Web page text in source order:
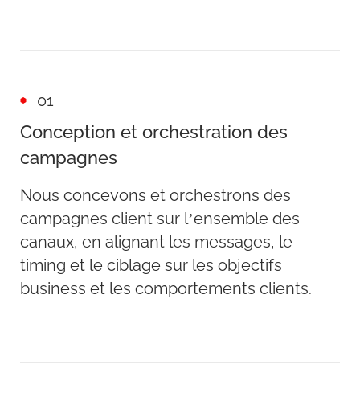
01
Conception et orchestration des
campagnes
Nous concevons et orchestrons des
campagnes client sur l’ensemble des
canaux, en alignant les messages, le
timing et le ciblage sur les objectifs
business et les comportements clients.